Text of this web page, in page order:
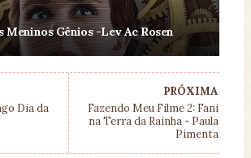
Meninos Gênios -Lev Ac Rosen
PRÓXIMA
Fazendo Meu Filme 2: Fani
na Terra da Rainha - Paula
Pimenta
Dia da